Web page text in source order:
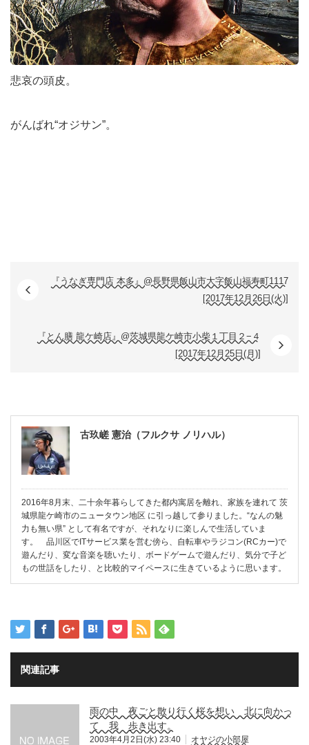
悲哀の頭皮。
がんばれ“オジサン”。
『うなぎ専門店 本多』@長野県飯山市大字飯山福寿町1117
[2017年12月26日(火)]
『とん膳 龍ケ崎店』@茨城県龍ケ崎市小柴１丁目２−４
[2017年12月25日(月)]
古玖嵯 憲治（フルクサ ノリハル）
2016年8月末、二十余年暮らしてきた都内寓居を離れ、家族を連れて 茨
城県龍ケ崎市のニュータウン地区 に引っ越して参りました。“なんの魅
力も無い県” として有名ですが、それなりに楽しんで生活していま
す。 品川区でITサービス業を営む傍ら、自転車やラジコン(RCカー)で
遊んだり、変な音楽を聴いたり、ボードゲームで遊んだり、気分で子ど
もの世話をしたり、と比較的マイペースに生きているように思います。
関連記事
雨の中 夜ごと散り行く桜を想い 北に向かっ
て 我 歩き出す。
2003年4月2日(水) 23:40 オヤジの小部屋